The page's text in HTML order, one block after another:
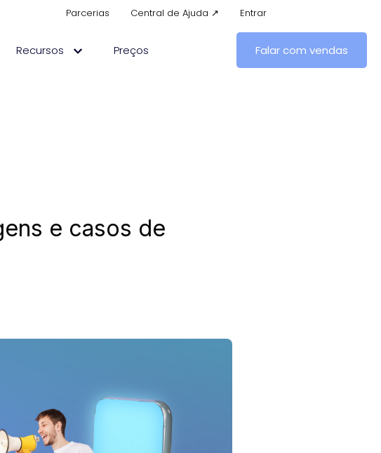
Parcerias Central de Ajuda ↗ Entrar
Recursos Preços Falar com vendas
e casos de